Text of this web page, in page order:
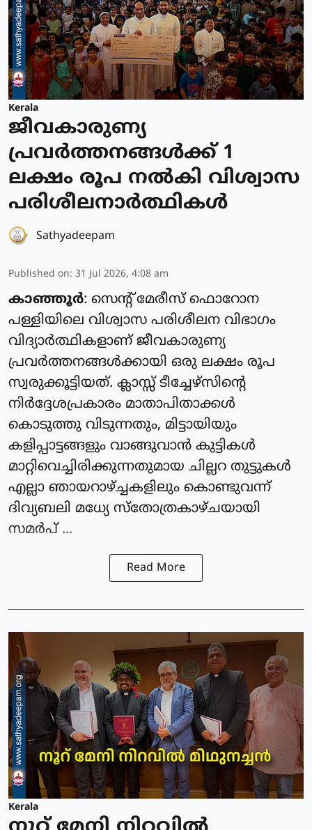
Kerala
ജീവകാരുണ്യ
പ്രവർത്തനങ്ങൾക്ക് 1
ലക്ഷം രൂപ നൽകി വിശ്വാസ
പരിശീലനാർത്ഥികൾ
Sathyadeepam
Published on: 31 Jul 2026, 4:08 am
കാഞ്ഞൂർ: സെന്റ് മേരീസ് ഫൊറോന
പള്ളിയിലെ വിശ്വാസ പരിശീലന വിഭാഗം
വിദ്യാർത്ഥികളാണ് ജീവകാരുണ്യ
പ്രവർത്തനങ്ങൾക്കായി ഒരു ലക്ഷം രൂപ
സ്വരുക്കൂട്ടിയത്. ക്ലാസ്സ്‌ ടീച്ചേഴ്സിന്റെ
നിർദ്ദേശപ്രകാരം മാതാപിതാക്കൾ
കൊടുത്തു വിടുന്നതും, മിട്ടായിയും
കളിപ്പാട്ടങ്ങളും വാങ്ങുവാൻ കുട്ടികൾ
മാറ്റിവെച്ചിരിക്കുന്നതുമായ ചില്ലറ തുട്ടുകൾ
എല്ലാ ഞായറാഴ്ച്ചകളിലും കൊണ്ടുവന്ന്
ദിവ്യബലി മധ്യേ സ്തോത്രകാഴ്ചയായി
സമർപ് ...
Read More
Kerala